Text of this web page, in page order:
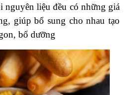
nguyên liệu đều có những giá
giúp bổ sung cho nhau tạo
bổ dưỡng